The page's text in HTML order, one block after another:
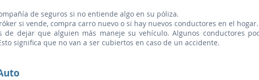
de seguros si no entiende algo en su póliza.
si vende, compra carro nuevo o si hay nuevos conductores en el hogar.
de dejar que alguien más maneje su vehículo. Algunos conductores
significa que no van a ser cubiertos en caso de un accidente.